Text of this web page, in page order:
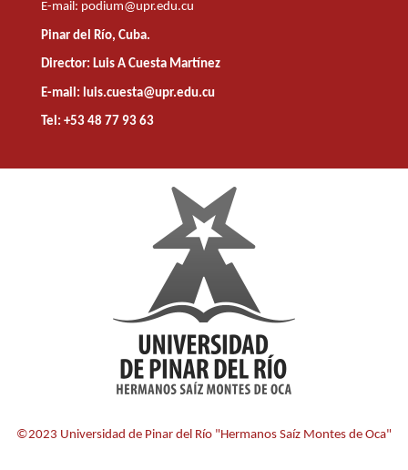
E-mail: podium@upr.edu.cu
Pinar del Río, Cuba.
Director: Luis A Cuesta Martínez
E-mail: luis.cuesta@upr.edu.cu
Tel: +53 48 77 93 63
©2023 Universidad de Pinar del Río "Hermanos Saíz Montes de Oca"